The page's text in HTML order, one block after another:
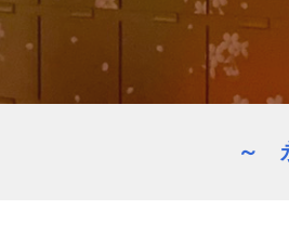
～